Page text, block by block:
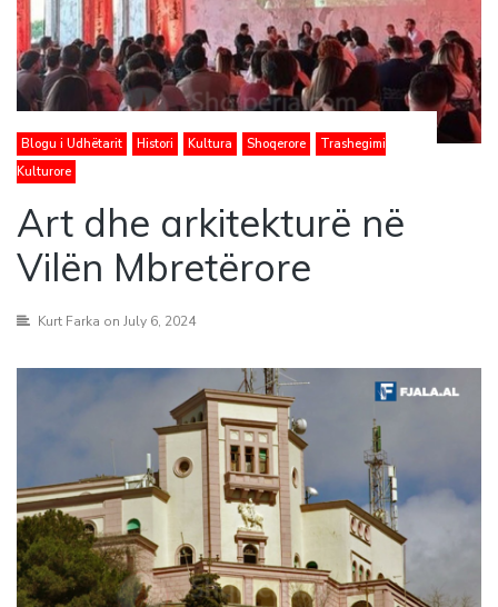
Blogu i Udhëtarit Histori Kultura Shoqerore
Trashegimi
Kulturore
Art dhe arkitekturë në
Vilën Mbretërore
Kurt Farka on July 6, 2024